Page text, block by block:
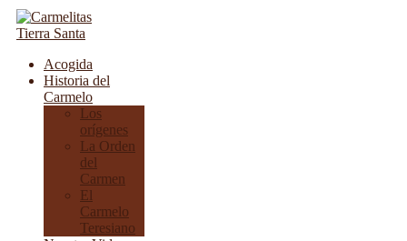
Acogida
Historia del
Carmelo
Los
orígenes
La Orden
del
Carmen
El
Carmelo
Teresiano